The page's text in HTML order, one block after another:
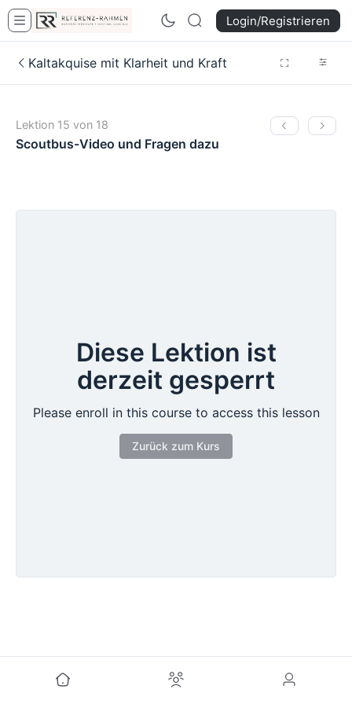
Login/Registrieren
Kaltakquise mit Klarheit und Kraft
Lektion 15 von 18
Scoutbus-Video und Fragen dazu
Diese Lektion ist
derzeit gesperrt
Please enroll in this course to access this lesson
Zurück zum Kurs